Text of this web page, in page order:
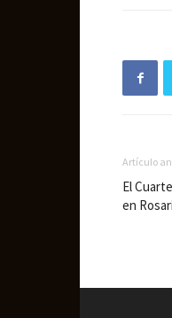
Artículo
El
en